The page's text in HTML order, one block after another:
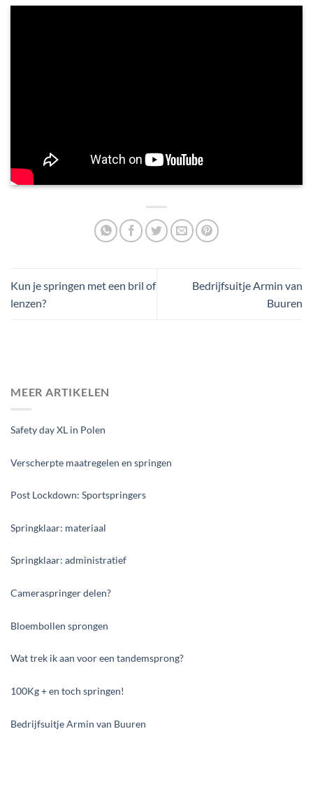
MEER ARTIKELEN
Safety day XL in Polen
Verscherpte maatregelen en springen
Post Lockdown: Sportspringers
Springklaar: materiaal
Springklaar: administratief
Cameraspringer delen?
Bloembollen sprongen
Wat trek ik aan voor een tandemsprong?
100Kg + en toch springen!
Bedrijfsuitje Armin van Buuren
Kun je springen met een bril of
lenzen?
Bedrijfsuitje Armin van
Buuren